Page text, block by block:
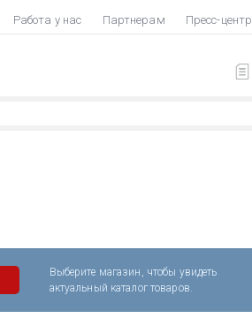
Работа у нас Партнерам Пресс-центр
Выберите магазин, чтобы увидеть
актуальный каталог товаров.